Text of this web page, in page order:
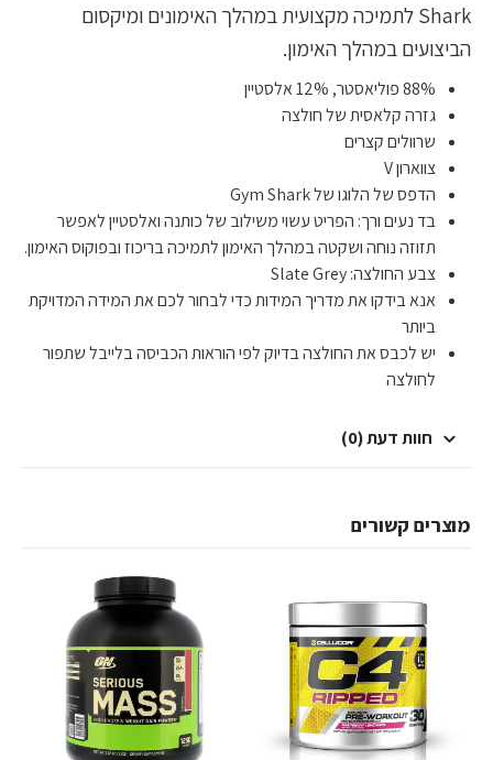
Shark לתמיכה מקצועית במהלך האימונים ומיקסום
הביצועים במהלך האימון.
88% פוליאסטר, 12% אלסטיין
גזרה קלאסית של חולצה
שרוולים קצרים
צווארון V
הדפס של הלוגו של Gym Shark
בד נעים ורך: הפריט עשוי משילוב של כותנה ואלסטיין לאפשר
תזוזה נוחה ושקטה במהלך האימון לתמיכה בריכוז ובפוקוס האימון.
צבע החולצה: Slate Grey
אנא בידקו את מדריך המידות כדי לבחור לכם את המידה המדויקת
ביותר
יש לכבס את החולצה בדיוק לפי הוראות הכביסה בלייבל שתפור
לחולצה
חוות דעת (0)
מוצרים קשורים